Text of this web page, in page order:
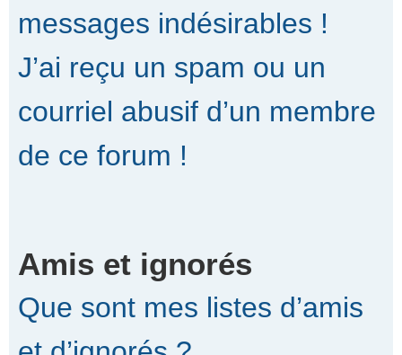
messages indésirables !
J’ai reçu un spam ou un
courriel abusif d’un membre
de ce forum !
Amis et ignorés
Que sont mes listes d’amis